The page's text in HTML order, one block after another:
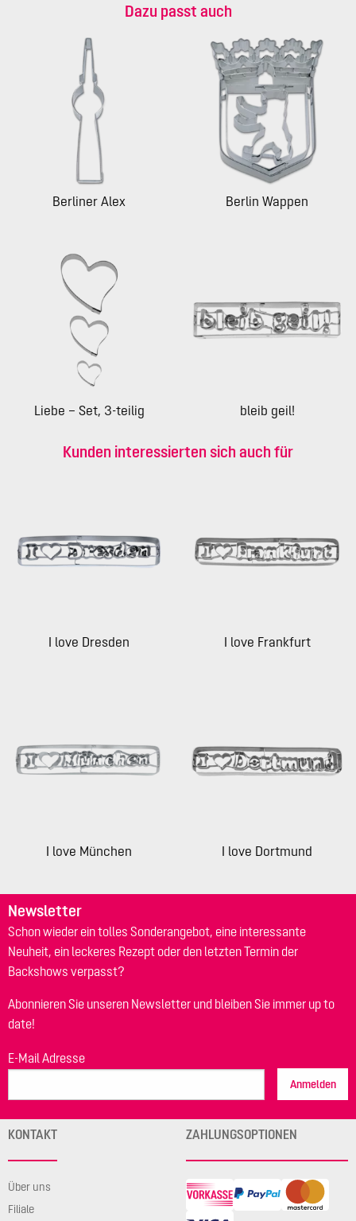
Dazu passt auch
Berliner Alex Berlin Wappen
Liebe – Set, 3-teilig bleib geil!
Kunden interessierten sich auch für
I love Dresden I love Frankfurt
I love München I love Dortmund
Newsletter
Schon wieder ein tolles Sonderangebot, eine interessante
Neuheit, ein leckeres Rezept oder den letzten Termin der
Backshows verpasst?
Abonnieren Sie unseren Newsletter und bleiben Sie immer up to
date!
E-Mail Adresse
Anmelden
KONTAKT
Über uns
Filiale
ZAHLUNGSOPTIONEN